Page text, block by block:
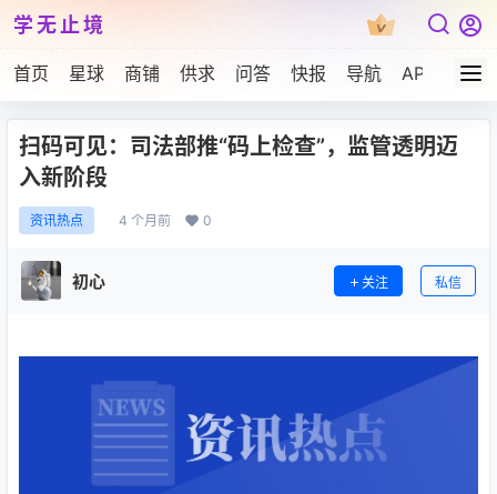
学无止境
首页 星球 商铺 供求 问答 快报 导航 APP下载
扫码可见：司法部推“码上检查”，监管透明迈
入新阶段
资讯热点 4 个月前 0
初心 关注 私信